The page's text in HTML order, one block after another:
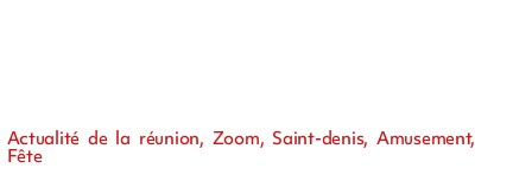
Actualité de la réunion, Zoom, Saint-denis, Amusement,
Fête